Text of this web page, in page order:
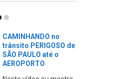
CAMINHANDO no
trânsito PERIGOSO de
SÃO PAULO até o
AEROPORTO